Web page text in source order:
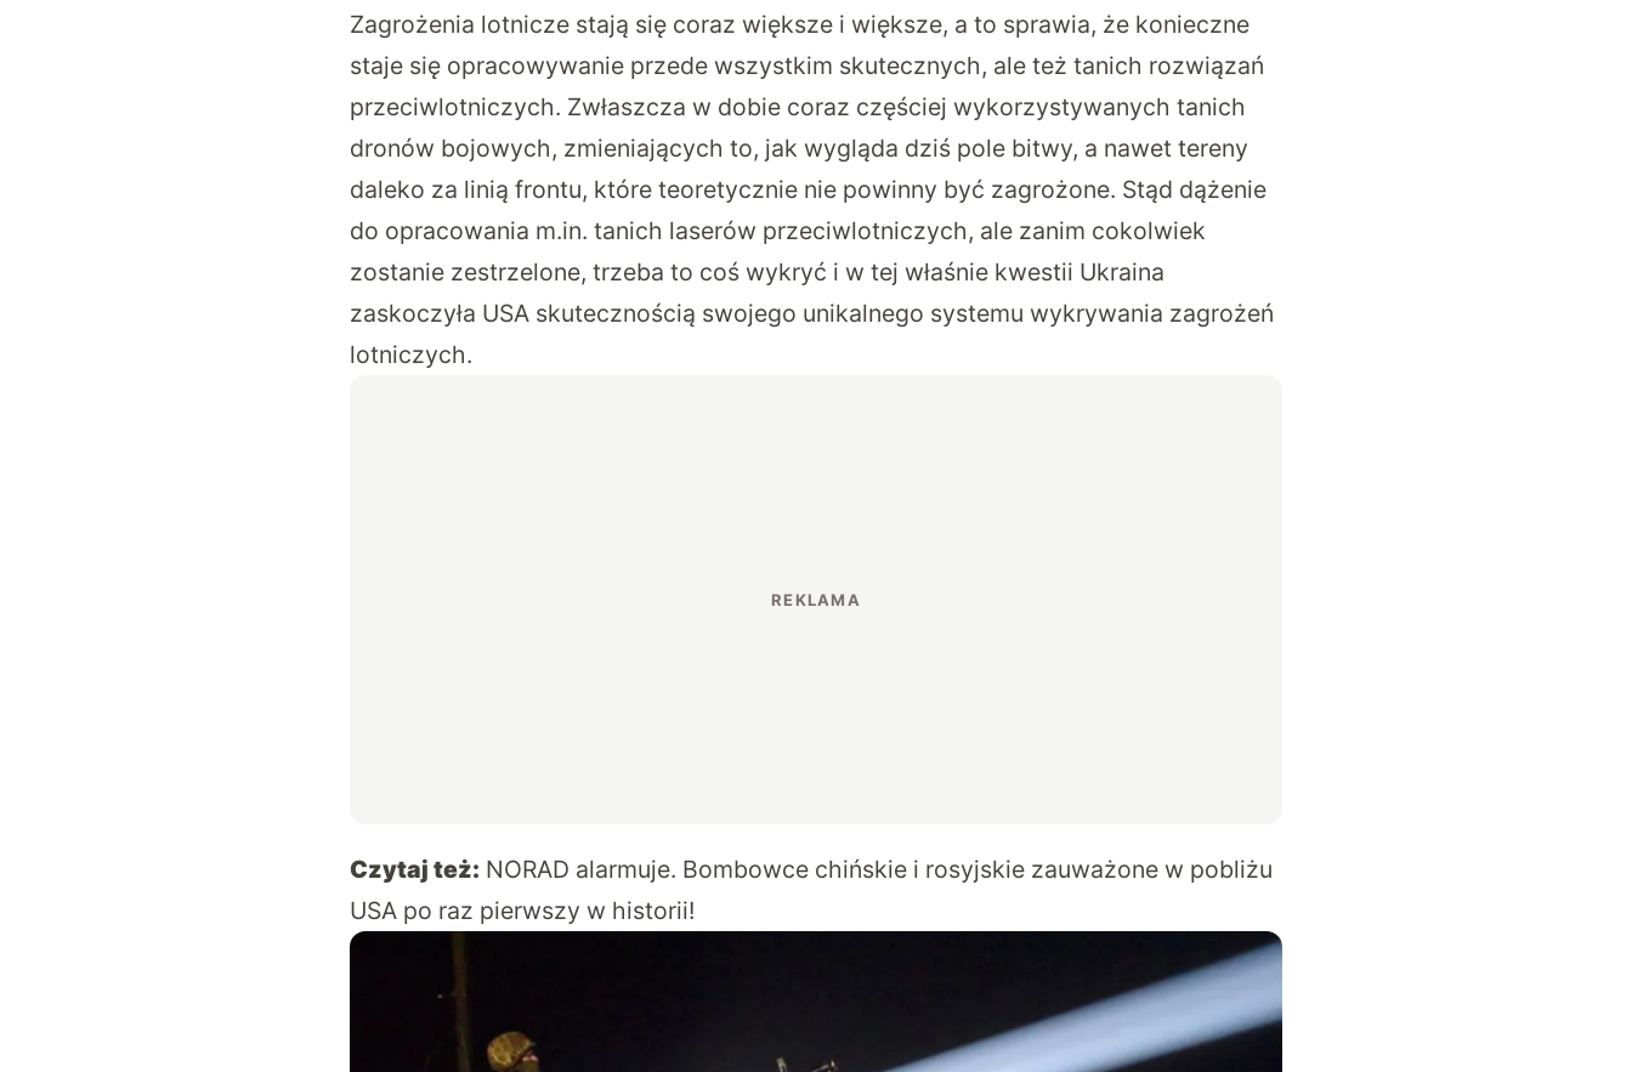
Zagrożenia lotnicze stają się coraz większe i większe, a to sprawia, że konieczne
staje się opracowywanie przede wszystkim skutecznych, ale też tanich rozwiązań
przeciwlotniczych. Zwłaszcza w dobie coraz częściej wykorzystywanych tanich
dronów bojowych, zmieniających to, jak wygląda dziś pole bitwy, a nawet tereny
daleko za linią frontu, które teoretycznie nie powinny być zagrożone. Stąd dążenie
do opracowania m.in. tanich laserów przeciwlotniczych, ale zanim cokolwiek
zostanie zestrzelone, trzeba to coś wykryć i w tej właśnie kwestii Ukraina
zaskoczyła USA skutecznością swojego unikalnego systemu wykrywania zagrożeń
lotniczych.
Czytaj też: NORAD alarmuje. Bombowce chińskie i rosyjskie zauważone w pobliżu
USA po raz pierwszy w historii!